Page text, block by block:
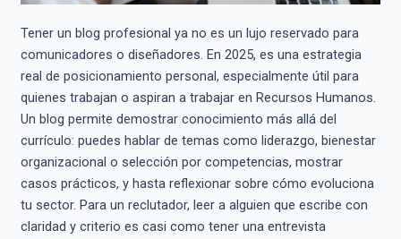
Tener un blog profesional ya no es un lujo reservado para
comunicadores o diseñadores. En 2025, es una estrategia
real de posicionamiento personal, especialmente útil para
quienes trabajan o aspiran a trabajar en Recursos Humanos.
Un blog permite demostrar conocimiento más allá del
currículo: puedes hablar de temas como liderazgo, bienestar
organizacional o selección por competencias, mostrar
casos prácticos, y hasta reflexionar sobre cómo evoluciona
tu sector. Para un reclutador, leer a alguien que escribe con
claridad y criterio es casi como tener una entrevista